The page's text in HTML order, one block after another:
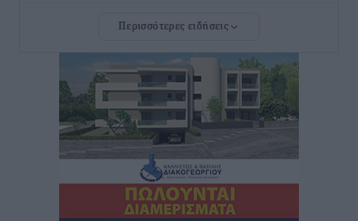
πριν 1 ώρα
Έκτακτη συνεδρίαση της Δημοτικής Επιτροπής Ρόδου
αύριο Παρασκευή 7 Αυγούστου
Τοπικές Ειδήσεις• πριν 1 ώρα
ΑΕΡΑ: Δεν σταματάει να ενισχύεται, νέο απόκτημα ο
Αθλητικά• πριν 2 ώρες
Περισσότερες ειδήσεις